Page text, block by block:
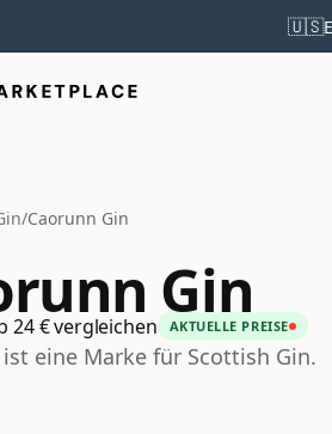
🇺🇸
/Caorunn Gin
Gin
24 € vergleichen AKTUELLE PREISE
eine Marke für Scottish Gin.